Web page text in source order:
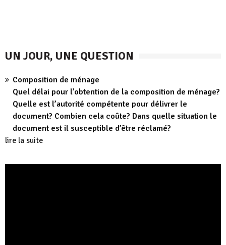
UN JOUR, UNE QUESTION
Composition de ménage
Quel délai pour l’obtention de la composition de ménage?
Quelle est l’autorité compétente pour délivrer le
document? Combien cela coûte? Dans quelle situation le
document est il susceptible d’être réclamé?
lire la suite